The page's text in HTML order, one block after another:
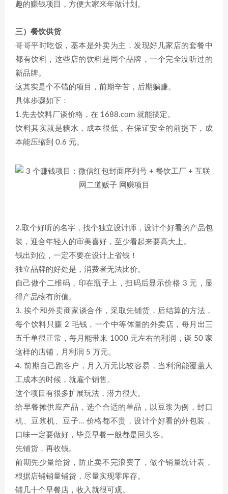
趣的赚钱项目，方便大家来年做计划。
三）餐饮供货
哥哥平时吃饭，基本是外卖为主，发现好几家店的套餐中
都有饮料，这些店的饮料是同个品牌，一个完全没听过的
新品牌。
这其实是个不错的项目，前期辛苦，后期躺赚。
具体步骤如下：
1.先去饮料厂谈价格，在 1688.com 就能搞定。
饮料其实就是糖水，成本很低，在保证安全的前提下，成
本能压缩到 0.6 元。
2.取个好听的名字，找个独立设计师，设计个好看的产品包
装，迎合年轻人的审美喜好，至少看起来要高大上。
钱出到位，一定不要在设计上省钱！
独立品牌的好处是，消费者无法比价。
自己做个二维码，印在瓶子上，扫码后显示价格 3 元，显
得产品物有所值。
3. 挨个和外卖商家谈合作，采取先铺货，后结算的方法，
每个饮料只赚 2 毛钱，一个中等体量的外卖店，每月出三
五千单很正常，每月能带来 1000 元左右的利润，谈 50 家
这样的店铺，月利润 5 万元。
4. 前期自己跑客户，月入万元比较容易，当利润能覆盖人
工成本的时候，就雇个销售。
这个项目有很多扩展玩法，潜力很大。
给早餐摊供应产品，选个合适的单品，以豆浆为例，封口
机、豆浆机、豆子… 价格都不贵，设计个好看的外包装，
口味一定要做好，毕竟早餐一般都是回头客。
先铺货，再收钱。
前期先少量给货，防止卖不完浪费了，做个销量统计表，
根据店铺销量铺货，尽量实现零库存。
铺几十个早餐店，收入就很可观。